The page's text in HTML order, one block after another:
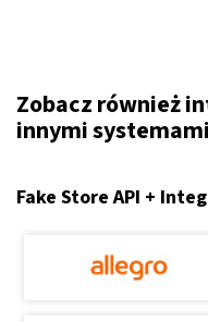
Zobacz również
innymi
Fake Store API +